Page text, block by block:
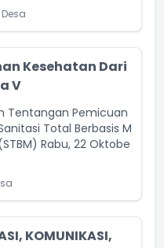
Kesehatan Dari
V
Tentangan Pemicuan
Total Berbasis M
Rabu, 22 Oktobe
KOMUNIKASI,